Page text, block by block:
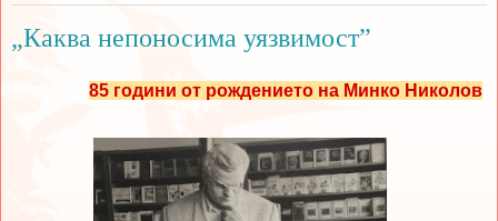
„Каква непоносима уязвимост”
85 години от рождението на Минко Николов